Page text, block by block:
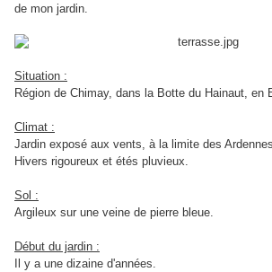
de mon jardin.
Situation :
Région de Chimay, dans la Botte du Hainaut, en
Climat :
Jardin exposé aux vents, à la limite des
Hivers rigoureux et étés pluvieux.
Sol :
Argileux sur une veine de pierre bleue.
Début du jardin :
Il y a une dizaine d'années.